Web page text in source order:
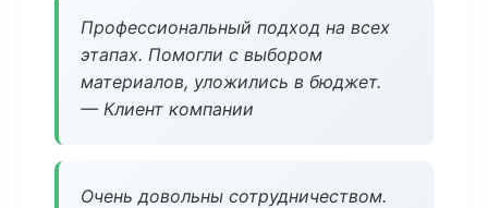
Профессиональный подход на всех
этапах. Помогли с выбором
материалов, уложились в бюджет.
— Клиент компании
Очень довольны сотрудничеством.